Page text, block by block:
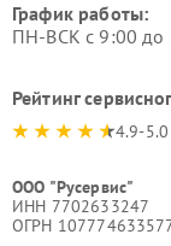
График работы:
ПН-ВСК с 9:00 до
Рейтинг
4.9-5.0
ООО "Русервис"
ИНН 7702633247
ОГРН